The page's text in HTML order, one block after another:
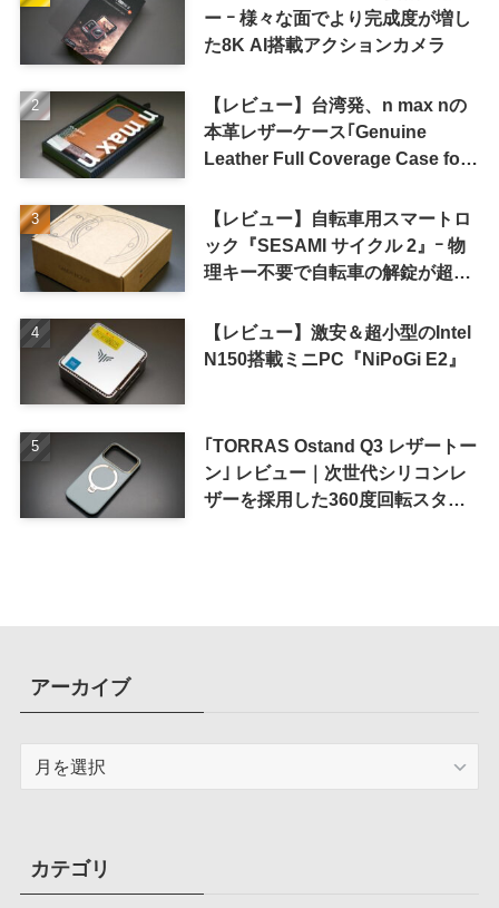
ー ｰ 様々な面でより完成度が増し
た8K AI搭載アクションカメラ
【レビュー】台湾発、n max nの
本革レザーケース｢Genuine
Leather Full Coverage Case for
【レビュー】自転車用スマートロ
ック『SESAMI サイクル 2』ｰ 物
理キー不要で自転車の解錠が超簡
【レビュー】激安＆超小型のIntel
N150搭載ミニPC『NiPoGi E2』
｢TORRAS Ostand Q3 レザートー
ン｣ レビュー｜次世代シリコンレ
ザーを採用した360度回転スタン
アーカイブ
ブカテゴリ